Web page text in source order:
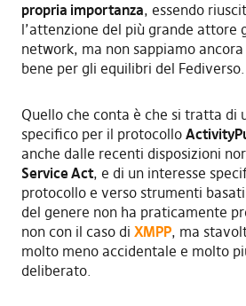
propria importanza, essendo
l’attenzione del più grande attore
network, ma non sappiamo
bene per gli equilibri del Fediverso.
Quello che conta è che si tratta di
specifico per il protocollo
anche dalle recenti disposizioni
Service Act, e di un interesse
protocollo e verso strumenti basati
del genere non ha praticamente
non con il caso di XMPP, ma
molto meno accidentale e molto
deliberato.